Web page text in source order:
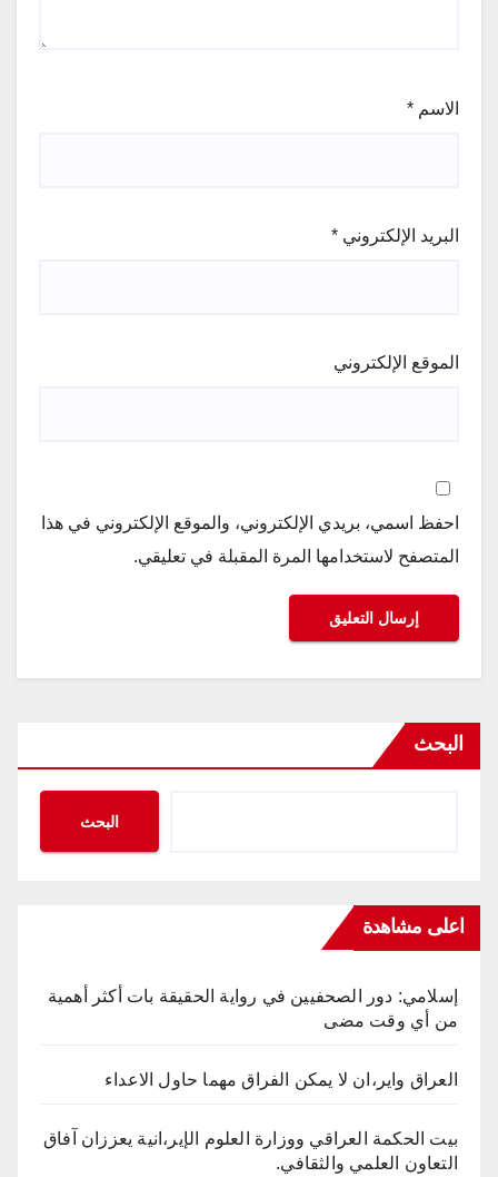
الاسم *
البريد الإلكتروني *
الموقع الإلكتروني
احفظ اسمي، بريدي الإلكتروني، والموقع الإلكتروني في هذا
المتصفح لاستخدامها المرة المقبلة في تعليقي.
البحث
البحث
اعلى مشاهدة
إسلامي: دور الصحفيين في رواية الحقيقة بات أكثر أهمية
من أي وقت مضى
العراق واير،ان لا يمكن الفراق مهما حاول الاعداء
بيت الحكمة العراقي ووزارة العلوم الإير،انية يعززان آفاق
التعاون العلمي والثقافي.